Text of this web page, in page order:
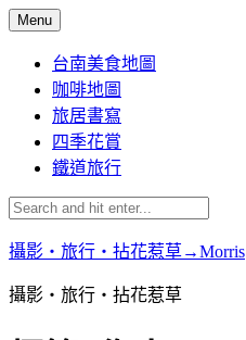
Skip
to
content
Menu
台南美食地圖
咖啡地圖
旅居書寫
四季花賞
鐵道旅行
攝影‧旅行‧拈花惹草→Morris
攝影‧旅行‧拈花惹草